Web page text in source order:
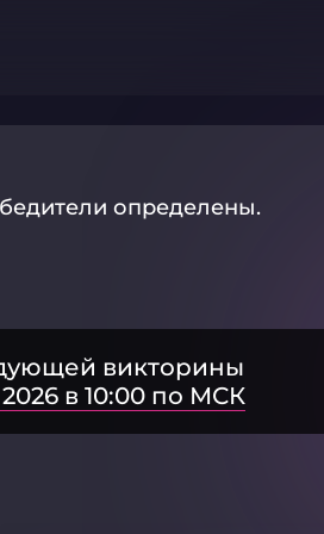
определены.
викторины
2026 в 10:00 по МСК